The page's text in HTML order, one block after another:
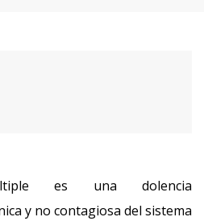
es una dolencia
y no contagiosa del sistema